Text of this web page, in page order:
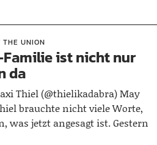
THE UNION
ist nicht nur
da
Thiel (@thielikadabra) May
brauchte nicht viele Worte,
was jetzt angesagt ist. Gestern